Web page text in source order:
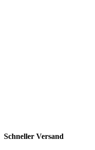
Schneller Versand